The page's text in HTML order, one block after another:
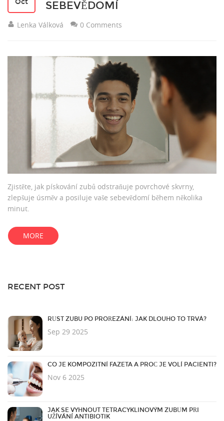
Oct
SEBEVĚDOMÍ
Lenka Válková 0 Comments
Zjistěte, jak pískování zubů odstraňuje povrchové skvrny,
zlepšuje úsměv a posiluje vaše sebevědomí během několika
minut.
MORE
RECENT POST
RŮST ZUBU PO PROŘEZÁNÍ: JAK DLOUHO TO TRVÁ?
Sep 29 2025
CO JE KOMPOZITNÍ FAZETA A PROČ JE VOLÍ PACIENTI?
Nov 6 2025
JAK SE VYHNOUT TETRACYKLINOVÝM ZUBŮM PŘI
UŽÍVÁNÍ ANTIBIOTIK